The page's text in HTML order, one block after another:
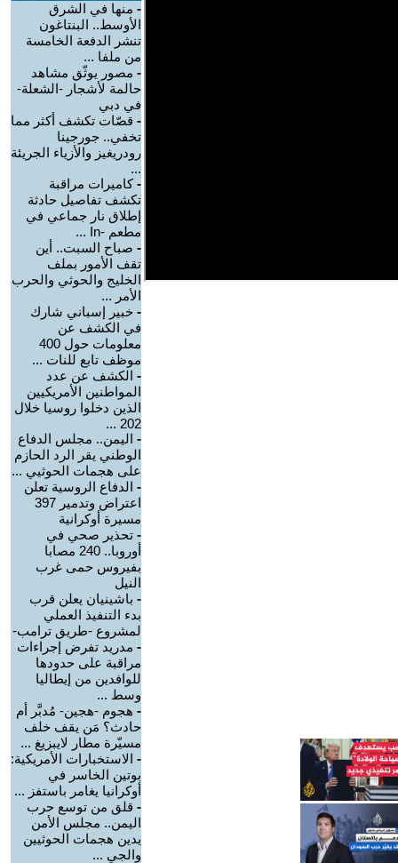
- منها في الشرق
الأوسط.. البنتاغون
تنشر الدفعة الخامسة
من ملفا ...
- مصور يوثّق مشاهد
حالمة لأشجار -الشعلة-
في دبي
- قصّات تكشف أكثر مما
تخفي.. جورجينا
رودريغيز والأزياء الجريئة
...
-كاميرات مراقبة
تكشف تفاصيل حادثة
إطلاق نار جماعي في
مطعم -In ...
- صباح السبت.. أين
تقف الأمور بملف
الخليج والحوثي والحرب
الأمر ...
- خبير إسباني شارك
في الكشف عن
معلومات حول 400
موظف تابع للنات ...
- الكشف عن عدد
المواطنين الأمريكيين
الذين دخلوا روسيا خلال
202 ...
- اليمن.. مجلس الدفاع
الوطني يقر الرد الحازم
على هجمات الحوثيي ...
- الدفاع الروسية تعلن
اعتراض وتدمير 397
مسيرة أوكرانية
- تحذير صحي في
أوروبا.. 240 مصابا
بفيروس حمى غرب
النيل
- باشينيان يعلن قرب
بدء التنفيذ العملي
لمشروع -طريق ترامب-
- مدريد تفرض إجراءات
مراقبة على حدودها
للوافدين من إيطاليا
وسط ...
- هجوم -هجين- مُدبَّر أم
حادث؟ مَن يقف خلف
مسيّرة مطار لايبزيغ ...
- الاستخبارات الأمريكية:
بوتين الخاسر في
أوكرانيا يغامر باستفز ...
- قلق من توسع حرب
اليمن.. مجلس الأمن
يدين هجمات الحوثيين
والجي ...